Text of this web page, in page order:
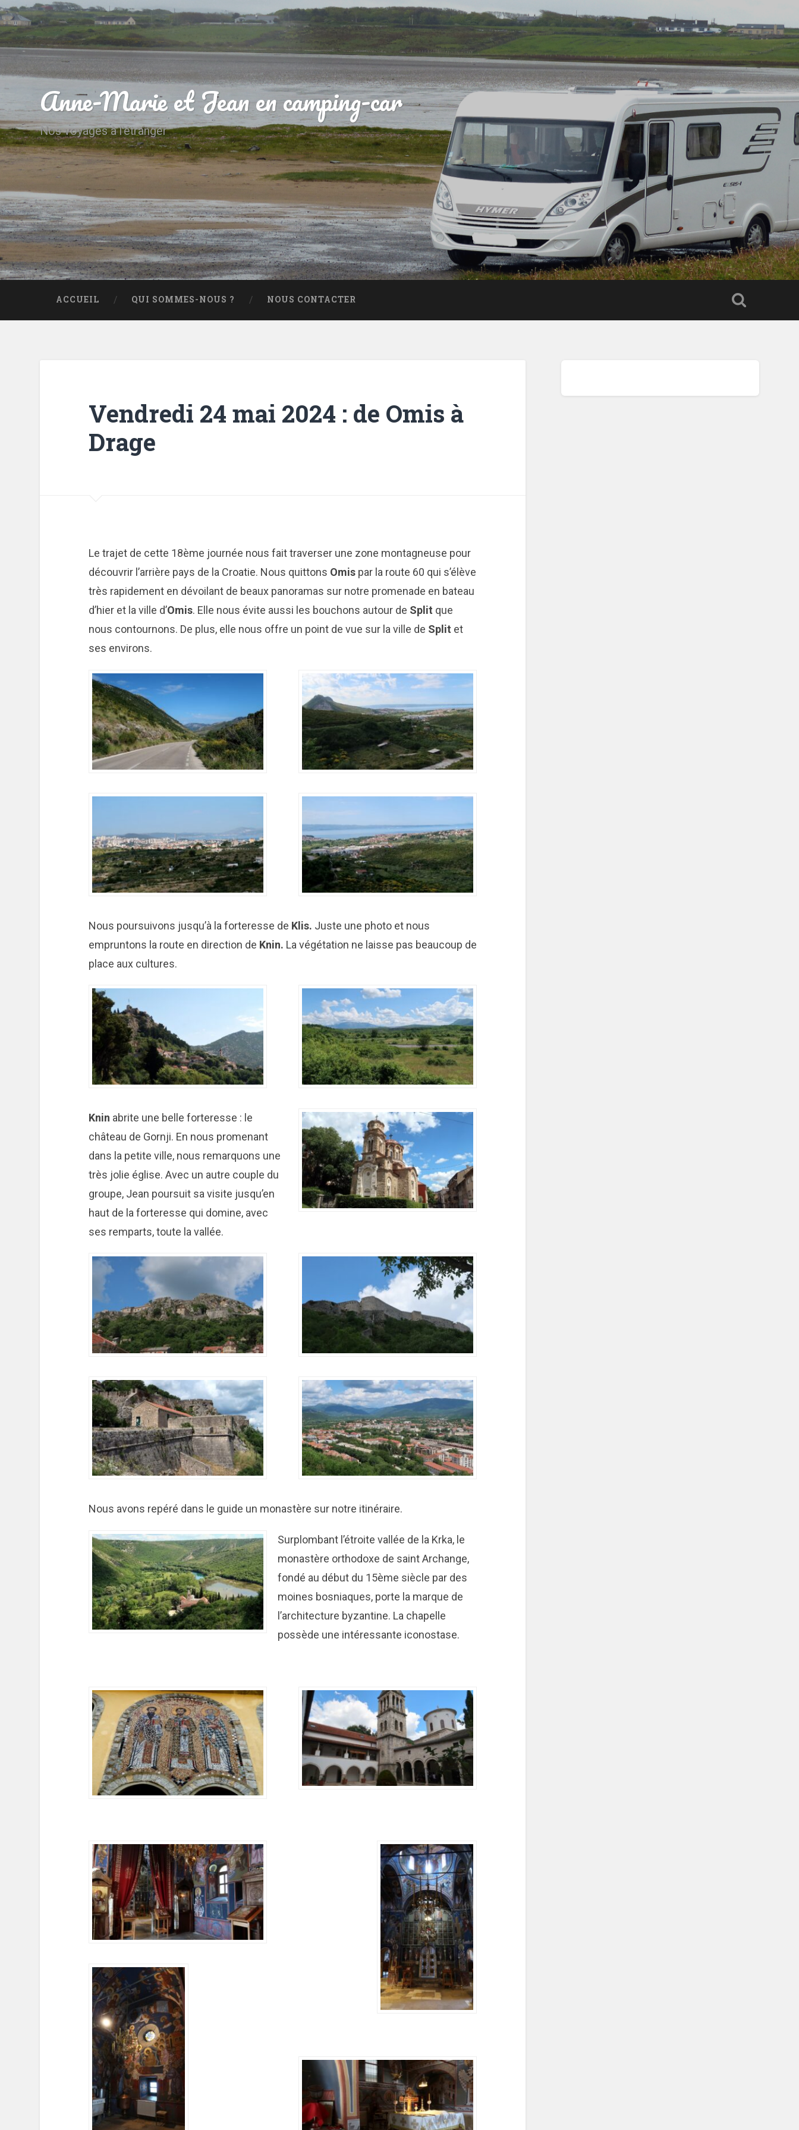
Anne-Marie et Jean en camping-car
Nos voyages à l'étranger
ACCUEIL QUI SOMMES-NOUS ? NOUS CONTACTER
Vendredi 24 mai 2024 : de Omis à
Drage
Le trajet de cette 18ème journée nous fait traverser une zone montagneuse pour
découvrir l’arrière pays de la Croatie. Nous quittons Omispar la route 60 qui s’élève
très rapidement en dévoilant de beaux panoramas sur notre promenade en bateau
d’hier et la ville d’Omis. Elle nous évite aussi les bouchons autour de Split que
nous contournons. De plus, elle nous offre un point de vue sur la ville de Split et
ses environs.
Nous poursuivons jusqu’à la forteresse de Klis. Juste une photo et nous
empruntons la route en direction de Knin. La végétation ne laisse pas beaucoup de
place aux cultures.
Knin abrite une belle forteresse : le
château de Gornji. En nous promenant
dans la petite ville, nous remarquons une
très jolie église. Avec un autre couple du
groupe, Jean poursuit sa visite jusqu’en
haut de la forteresse qui domine, avec
ses remparts, toute la vallée.
Nous avons repéré dans le guide un monastère sur notre itinéraire.
Surplombant l’étroite vallée de la Krka, le
monastère orthodoxe de saint Archange,
fondé au début du 15ème siècle par des
moines bosniaques, porte la marque de
l’architecture byzantine. La chapelle
possède une intéressante iconostase.